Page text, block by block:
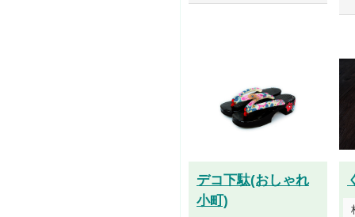
デコ下駄(おしゃれ
小町)